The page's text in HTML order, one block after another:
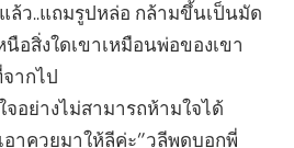
ว..แถมรูปหล่อ กล้ามขึ้นเป็นมัด
อสิ่งใดเขาเหมือนพ่อของเขา
ากไป
อย่างไม่สามารถห้ามใจได้
อาควยมาให้ลีค่ะ”วลีพูดบอกพี่